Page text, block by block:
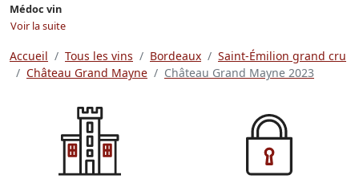
Médoc vin
Voir la suite
Accueil Tous les vins Bordeaux
Saint-Émilion grand cru
Château Grand Mayne
Château Grand Mayne 2023